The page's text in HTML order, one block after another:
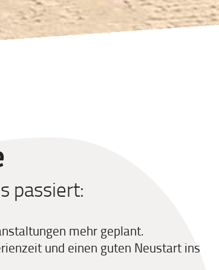
passiert:
mehr geplant.
und einen guten Neustart ins